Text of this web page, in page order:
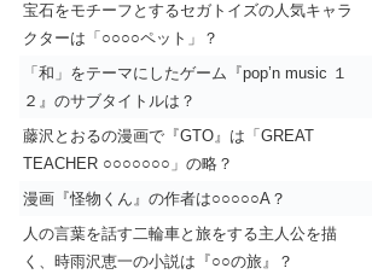
宝石をモチーフとするセガトイズの人気キャラ
クターは「○○○○ペット」？
「和」をテーマにしたゲーム『pop’n music １
２』のサブタイトルは？
藤沢とおるの漫画で『GTO』は「GREAT
TEACHER ○○○○○○○」の略？
漫画『怪物くん』の作者は○○○○○A？
人の言葉を話す二輪車と旅をする主人公を描
く、時雨沢恵一の小説は『○○の旅』？